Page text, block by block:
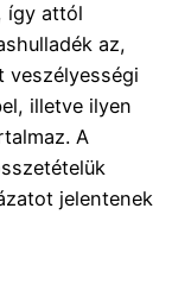
így attól
az,
veszélyességi
illetve ilyen
A
jelentenek